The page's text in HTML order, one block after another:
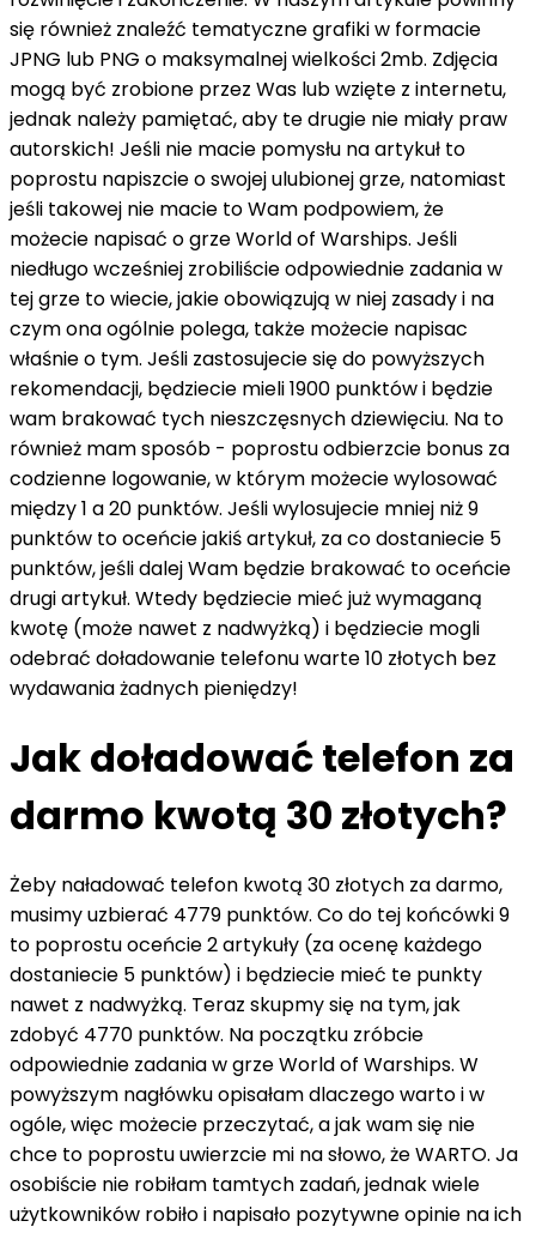
się również znaleźć tematyczne grafiki w formacie
JPNG lub PNG o maksymalnej wielkości 2mb. Zdjęcia
mogą być zrobione przez Was lub wzięte z internetu,
jednak należy pamiętać, aby te drugie nie miały praw
autorskich! Jeśli nie macie pomysłu na artykuł to
poprostu napiszcie o swojej ulubionej grze, natomiast
jeśli takowej nie macie to Wam podpowiem, że
możecie napisać o grze World of Warships. Jeśli
niedługo wcześniej zrobiliście odpowiednie zadania w
tej grze to wiecie, jakie obowiązują w niej zasady i na
czym ona ogólnie polega, także możecie napisac
właśnie o tym. Jeśli zastosujecie się do powyższych
rekomendacji, będziecie mieli 1900 punktów i będzie
wam brakować tych nieszczęsnych dziewięciu. Na to
również mam sposób - poprostu odbierzcie bonus za
codzienne logowanie, w którym możecie wylosować
między 1 a 20 punktów. Jeśli wylosujecie mniej niż 9
punktów to oceńcie jakiś artykuł, za co dostaniecie 5
punktów, jeśli dalej Wam będzie brakować to oceńcie
drugi artykuł. Wtedy będziecie mieć już wymaganą
kwotę (może nawet z nadwyżką) i będziecie mogli
odebrać doładowanie telefonu warte 10 złotych bez
wydawania żadnych pieniędzy!
Jak doładować telefon za
darmo kwotą 30 złotych?
Żeby naładować telefon kwotą 30 złotych za darmo,
musimy uzbierać 4779 punktów. Co do tej końcówki 9
to poprostu oceńcie 2 artykuły (za ocenę każdego
dostaniecie 5 punktów) i będziecie mieć te punkty
nawet z nadwyżką. Teraz skupmy się na tym, jak
zdobyć 4770 punktów. Na początku zróbcie
odpowiednie zadania w grze World of Warships. W
powyższym nagłówku opisałam dlaczego warto i w
ogóle, więc możecie przeczytać, a jak wam się nie
chce to poprostu uwierzcie mi na słowo, że WARTO. Ja
osobiście nie robiłam tamtych zadań, jednak wiele
użytkowników robiło i napisało pozytywne opinie na ich